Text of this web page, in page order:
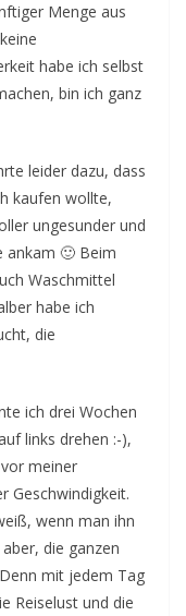
Menge aus
habe ich selbst
bin ich ganz
leider dazu, dass
kaufen wollte,
ungesunder und
ankam 🙂 Beim
Waschmittel
habe ich
die
ich drei Wochen
links drehen :-),
meiner
Geschwindigkeit.
wenn man ihn
die ganzen
mit jedem Tag
Reiselust und die